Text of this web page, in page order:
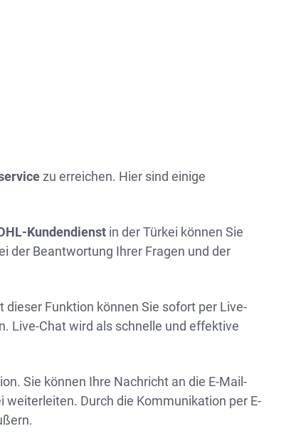
zu erreichen. Hier sind einige
Kundendienstin der Türkei können Sie
der Beantwortung Ihrer Fragen und der
Funktion können Sie sofort per Live-
Live-Chat wird als schnelle und effektive
Sie können Ihre Nachricht an die E-Mail-
Durch die Kommunikation per E-